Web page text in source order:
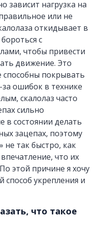
зависит нагрузка на
или не
откидывает в
с
чтобы привести
движение. Это
покрывать
за ошибок в технике
скалолаз часто
сильно
в состоянии делать
зацепах, поэтому
не так быстро, как
что их
этой причине я хочу
способ укрепления и
что такое